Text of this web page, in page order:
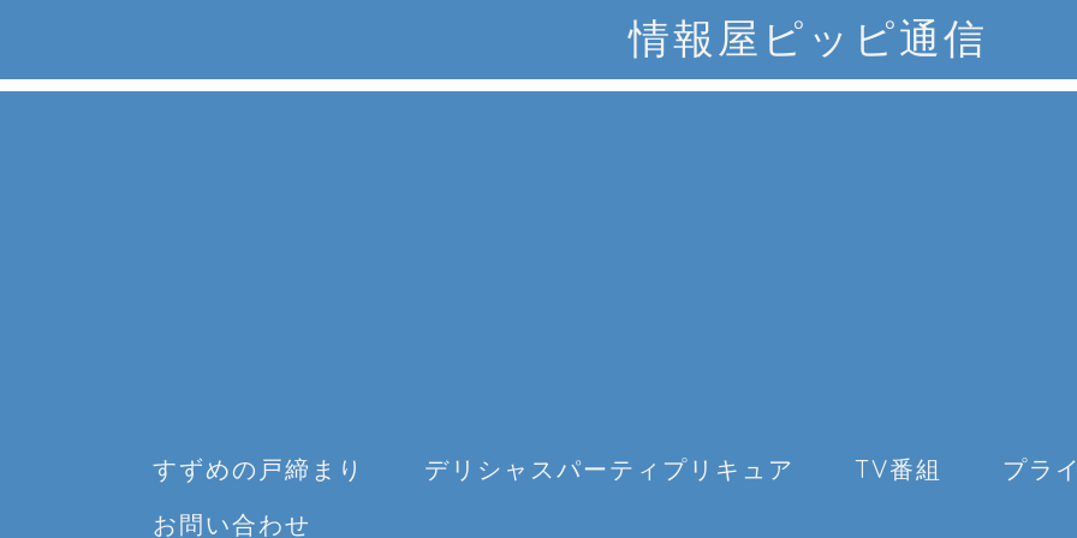
情報屋ピッピ通信
すずめの戸締まり デリシャスパーティプリキュア TV番組
プラ
お問い合わせ